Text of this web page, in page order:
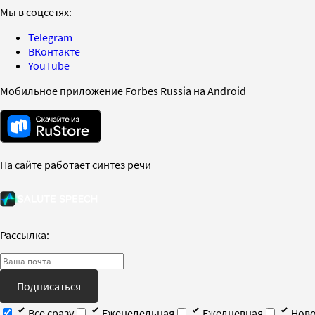
Мы в соцсетях:
Telegram
ВКонтакте
YouTube
Мобильное приложение Forbes Russia на Android
На сайте работает синтез речи
Рассылка:
Подписаться